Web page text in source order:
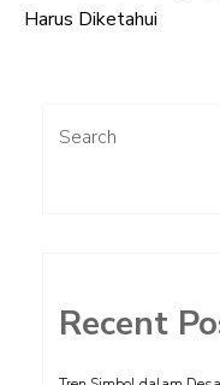
navigation
Harus Diketahui
Search
Recent